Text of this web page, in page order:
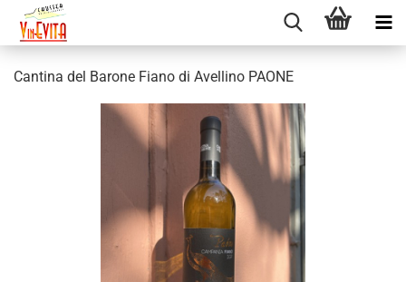
Cantina del Barone Fiano di Avellino PAONE